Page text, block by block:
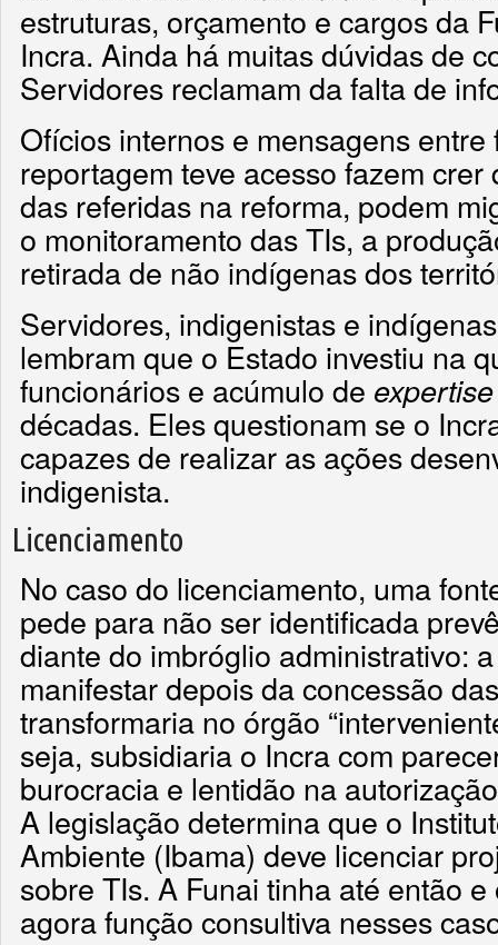
estruturas, orçamento e cargos da
Incra. Ainda há muitas dúvidas de
Servidores reclamam da falta de
Ofícios internos e mensagens
reportagem teve acesso fazem
das referidas na reforma, podem
o monitoramento das TIs, a
retirada de não indígenas dos
Servidores, indigenistas e
lembram que o Estado investiu na
funcionários e acúmulo de expertise
décadas. Eles questionam se o
capazes de realizar as ações
indigenista.
Licenciamento
No caso do licenciamento, uma
pede para não ser identificada
diante do imbróglio administrativo:
manifestar depois da concessão
transformaria no órgão
seja, subsidiaria o Incra com
burocracia e lentidão na
A legislação determina que o
Ambiente (Ibama) deve licenciar
sobre TIs. A Funai tinha até então
agora função consultiva nesses